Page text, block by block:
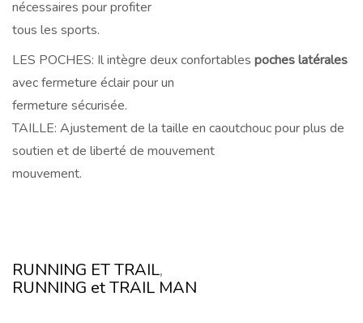
nécessaires pour profiter
tous les sports.
LES POCHES: Il intègre deux confortables poches latérales
avec fermeture éclair pour un
fermeture sécurisée.
TAILLE: Ajustement de la taille en caoutchouc pour plus de
soutien et de liberté de mouvement
mouvement.
RUNNING ET TRAIL,
RUNNING et TRAIL MAN